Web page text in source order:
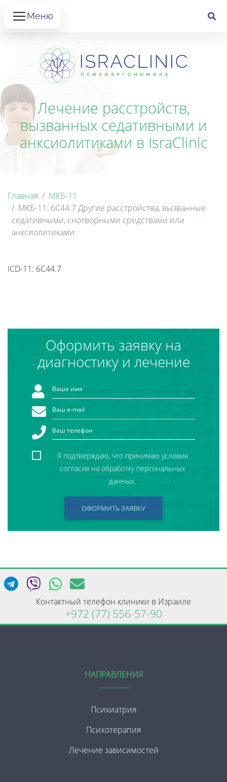
Меню
Лечение расстройств,
вызванных седативными и
анксиолитиками в IsraClinic
Главная
МКБ-11
МКБ-11: 6C44.7 Другие расстройства, вызванные
седативными, снотворными средствами или
анксиолитиками
ICD-11: 6C44.7
Оформить заявку на
диагностику и лечение
Я подтверждаю, что принимаю условия
согласия на обработку персональных
данных.
ОФОРМИТЬ ЗАЯВКУ
Контактный телефон клиники в Израиле
+972 (77) 556-57-90
НАПРАВЛЕНИЯ
Психиатрия
Психотерапия
Лечение зависимостей